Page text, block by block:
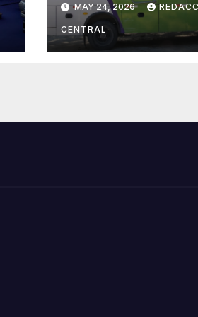
casos se elevan a
en el país
MAY 24, 2026
CENTRAL